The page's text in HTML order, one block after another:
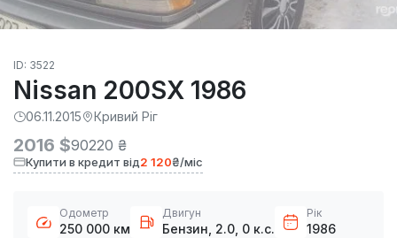
ID: 3522
Nissan 200SX 1986
06.11.2015 Кривий Ріг
2016 $90220 ₴
Купити в кредит від2 120₴/міс
Одометр
250 000 км
Двигун
Бензин, 2.0, 0 к.с.
Рік
1986